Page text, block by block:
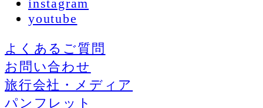
instagram
youtube
よくあるご質問
お問い合わせ
旅行会社・メディア
パンフレット